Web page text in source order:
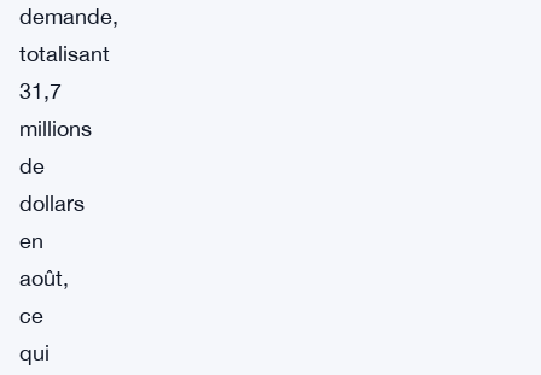
demande,
totalisant
31,7
millions
de
dollars
en
août,
ce
qui